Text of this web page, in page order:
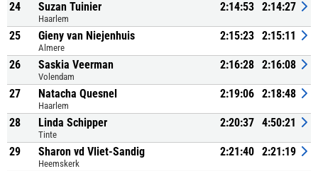
24 Suzan Tuinier
Haarlem
2:14:53 2:14:27
25 Gieny van Niejenhuis
Almere
2:15:23 2:15:11
26 Saskia Veerman
Volendam
2:16:28 2:16:08
27 Natacha Quesnel
Haarlem
2:19:06 2:18:48
28 Linda Schipper
Tinte
2:20:37 4:50:21
29 Sharon vd Vliet-Sandig
Heemskerk
2:21:40 2:21:19